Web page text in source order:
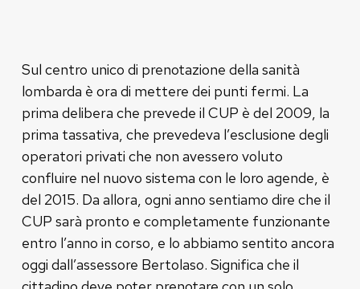
Sul centro unico di prenotazione della sanità
lombarda è ora di mettere dei punti fermi. La
prima delibera che prevede il CUP è del 2009, la
prima tassativa, che prevedeva l’esclusione degli
operatori privati che non avessero voluto
confluire nel nuovo sistema con le loro agende, è
del 2015. Da allora, ogni anno sentiamo dire che il
CUP sarà pronto e completamente funzionante
entro l’anno in corso, e lo abbiamo sentito ancora
oggi dall’assessore Bertolaso. Significa che il